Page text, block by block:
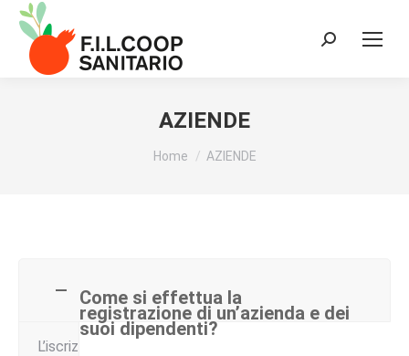
Cerca:
AZIENDE
Tu sei qui:
Home AZIENDE
Come si effettua la
registrazione di un’azienda e dei
suoi dipendenti?
L’iscrizione